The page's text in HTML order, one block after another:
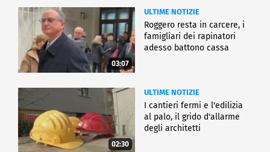
03:07
ULTIME NOTIZIE
Roggero resta in carcere, i
famigliari dei rapinatori
adesso battono cassa
02:30
ULTIME NOTIZIE
I cantieri fermi e l'edilizia
al palo, il grido d'allarme
degli architetti